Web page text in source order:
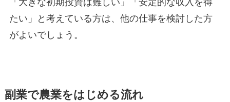
「大きな初期投資は難しい」「安定的な収入を得
たい」と考えている方は、他の仕事を検討した方
がよいでしょう。
副業で農業をはじめる流れ